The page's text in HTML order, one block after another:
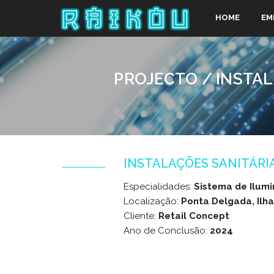
HOME
PROJECTO /
INSTALAÇÕES
Especialidades: Sistema de
Localização: Ponta Delgada,
Cliente: Retail Concept
Ano de Conclusão: 2024